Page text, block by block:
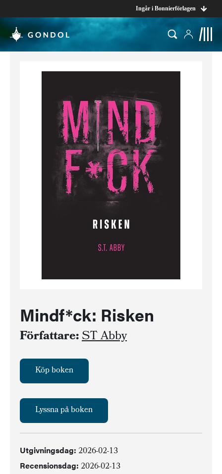
Ingår i Bonnierförlagen
Mindf*ck: Risken
Författare:ST Abby
Köp boken
Lyssna på boken
Utgivningsdag: 2026-02-13
Recensionsdag: 2026-02-13